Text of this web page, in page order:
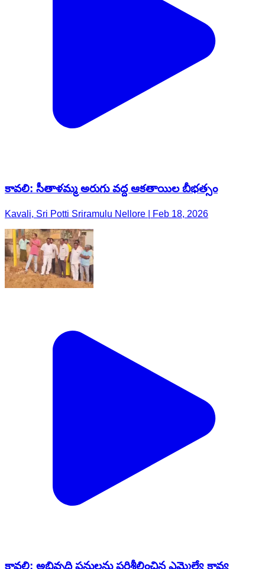
కావలి: సీతాళమ్మ అరుగు వద్ద ఆకతాయిల బీభత్సం
Kavali, Sri Potti Sriramulu Nellore | Feb 18, 2026
కావలి: అభివృద్ధి పనులను పరిశీలించిన ఎమ్మెల్యే కావ్య